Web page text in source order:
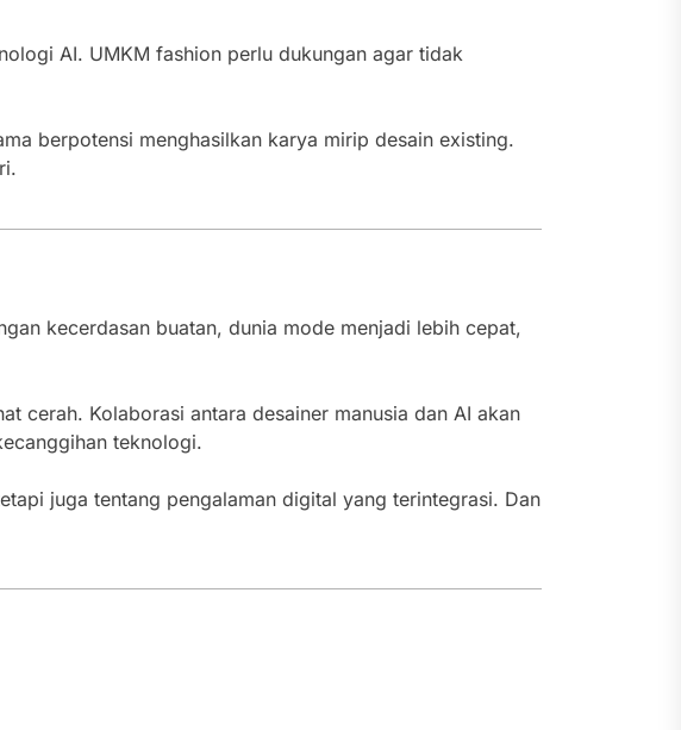
AI. UMKM fashion perlu dukungan agar tidak
berpotensi menghasilkan karya mirip desain existing.
kecerdasan buatan, dunia mode menjadi lebih cepat,
cerah. Kolaborasi antara desainer manusia dan AI akan
teknologi.
juga tentang pengalaman digital yang terintegrasi. Dan